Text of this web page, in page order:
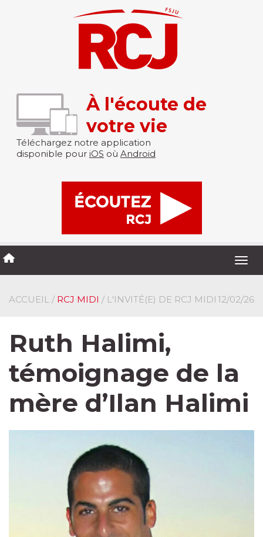
À l'écoute de
votre vie
Téléchargez notre application
disponible pour iOS où Android
ACCUEIL / RCJ MIDI / L'INVITÉ(E) DE RCJ MIDI 12/02/26
Ruth Halimi,
témoignage de la
mère d’Ilan Halimi